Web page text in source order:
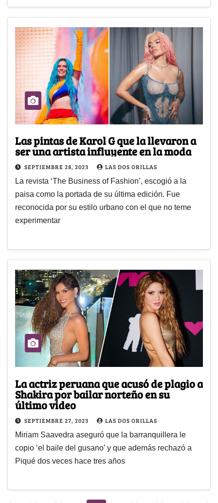
Las pintas de Karol G que la llevaron a
ser una artista influyente en la moda
SEPTIEMBRE 28, 2023 LAS DOS ORILLAS
La revista ‘The Business of Fashion’, escogió a la
paisa como la portada de su última edición. Fue
reconocida por su estilo urbano con el que no teme
experimentar
La actriz peruana que acusó de plagio a
Shakira por bailar norteño en su
último video
SEPTIEMBRE 27, 2023 LAS DOS ORILLAS
Miriam Saavedra aseguró que la barranquillera le
copio ‘el baile del gusano’ y que además rechazó a
Piqué dos veces hace tres años